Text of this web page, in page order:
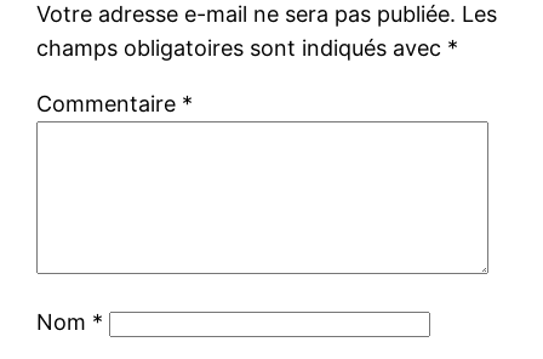
Votre adresse e-mail ne sera pas publiée. Les
champs obligatoires sont indiqués avec *
Commentaire *
Nom *